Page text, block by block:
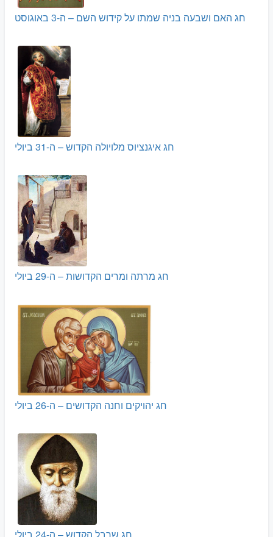
חג האם ושבעה בניה שמתו על קידוש השם – ה-3 באוגוסט
חג איגנציוס מלויולה הקדוש – ה-31 ביולי
חג מרתה ומרים הקדושות – ה-29 ביולי
חג יהויקים וחנה הקדושים – ה-26 ביולי